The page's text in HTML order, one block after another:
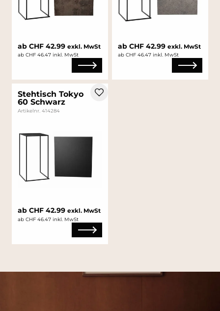
ab CHF 42.99 exkl. MwSt
ab CHF 46.47 inkl. MwSt
ab CHF 42.99 exkl. MwSt
ab CHF 46.47 inkl. MwSt
Stehtisch Tokyo
60 Schwarz
Artikelnr. 414284
ab CHF 42.99 exkl. MwSt
ab CHF 46.47 inkl. MwSt